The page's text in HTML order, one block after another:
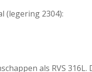
(legering 2304):
als RVS